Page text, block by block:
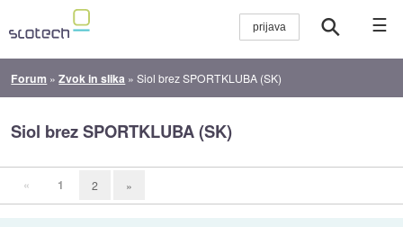
☰
Forum »Zvok in slika »Siol brez SPORTKLUBA (SK)
Siol brez SPORTKLUBA (SK)
« 1 2 »